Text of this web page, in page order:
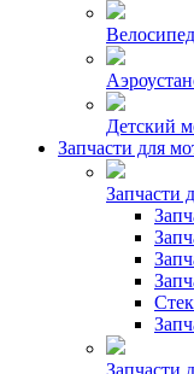
Детский
Запчасти для
Запчасти
Запчасти